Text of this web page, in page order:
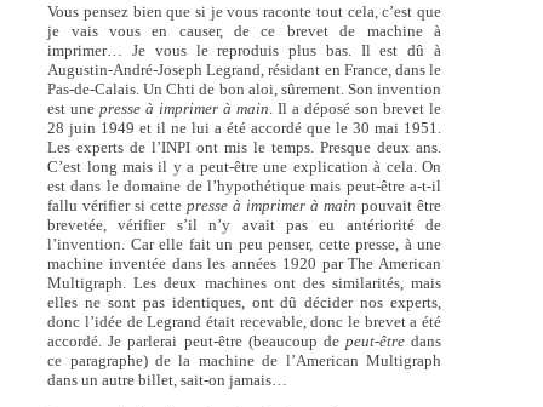
Vous pensez bien que si je vous raconte tout cela, c’est que
je vais vous en causer, de ce brevet de machine à
imprimer… Je vous le reproduis plus bas. Il est dû à
Augustin-André-Joseph Legrand, résidant en France, dans le
Pas-de-Calais. Un Chti de bon aloi, sûrement. Son invention
est unepresse à imprimer à main . Il a déposé son brevet le
28 juin 1949 et il ne lui a été accordé que le 30 mai 1951.
Les experts de l’INPI ont mis le temps. Presque deux ans.
C’est long mais il y a peut-être une explication à cela. On
est dans le domaine de l’hypothétique mais peut-être a-t-il
fallu vérifier si cettepresse à imprimer à main pouvait être
brevetée, vérifier s’il n’y avait pas eu antériorité de
l’invention. Car elle fait un peu penser, cette presse, à une
machine inventée dans les années 1920 par The American
Multigraph. Les deux machines ont des similarités, mais
elles ne sont pas identiques, ont dû décider nos experts,
donc l’idée de Legrand était recevable, donc le brevet a été
accordé. Je parlerai peut-être (beaucoup de peut-êtredans
ce paragraphe) de la machine de l’American Multigraph
dans un autre billet, sait-on jamais…